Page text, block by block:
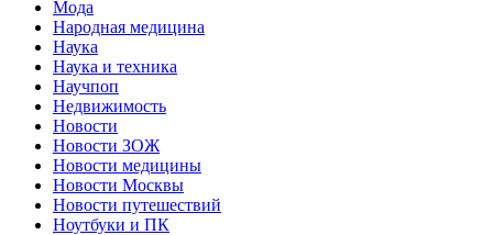
Мода
Народная медицина
Наука
Наука и техника
Научпоп
Недвижимость
Новости
Новости ЗОЖ
Новости медицины
Новости Москвы
Новости путешествий
Ноутбуки и ПК